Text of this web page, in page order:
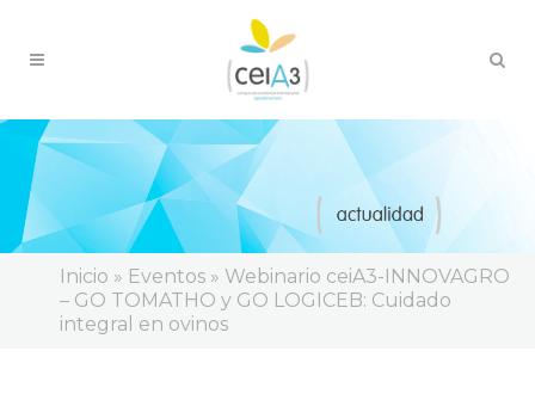
Inicio » Eventos » Webinario ceiA3-INNOVAGRO
– GO TOMATHO y GO LOGICEB: Cuidado
integral en ovinos